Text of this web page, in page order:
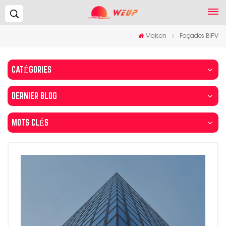
Maison Façades BIPV
CATÉGORIES
DERNIER BLOG
MOTS CLÉS